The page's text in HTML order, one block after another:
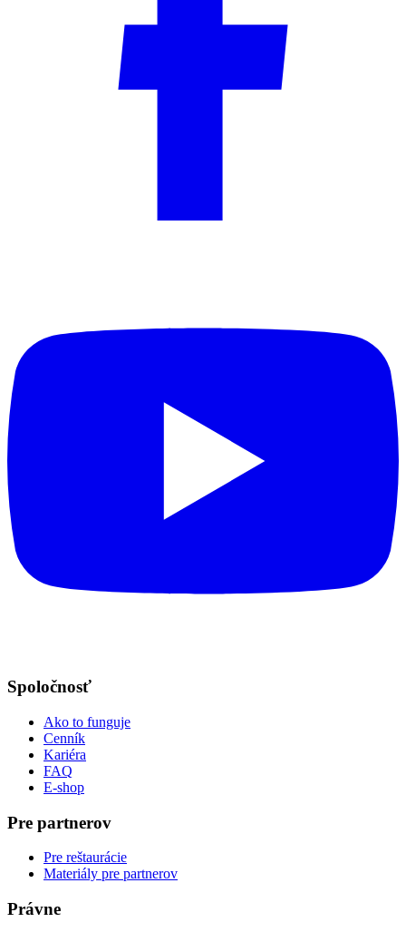
Spoločnosť
Ako to funguje
Cenník
Kariéra
FAQ
E-shop
Pre partnerov
Pre reštaurácie
Materiály pre partnerov
Právne